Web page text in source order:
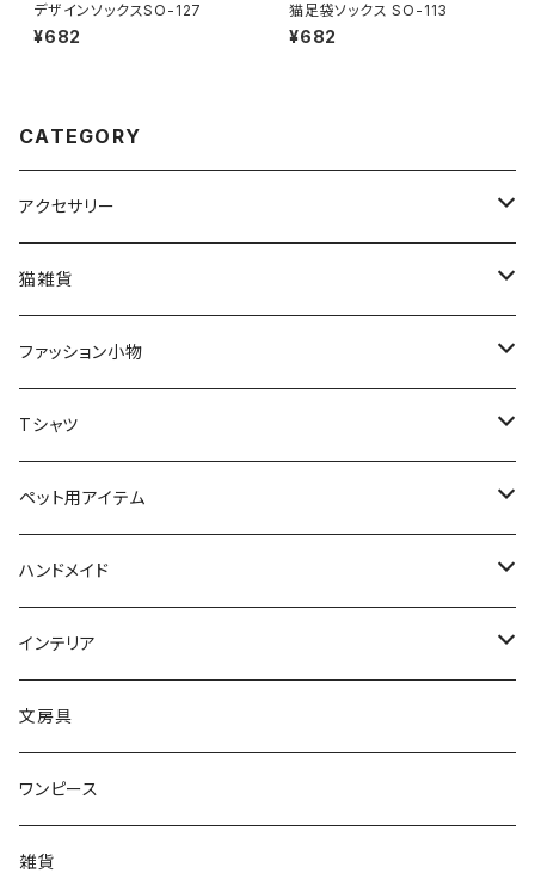
デザインソックスSO-127
¥682
猫足袋ソックス SO-113
¥682
CATEGORY
アクセサリー
猫アクセサリー
ネックレス
ブローチ
ブローチ
ネックレス
リング
ピアス
猫雑貨
インテリア
オブジェ
小物入れ
スマホケース
文房具
ファッション小物
スカーフ
ソックス
バッグ
ボタン
タオル
ルームシューズ
レギンス
Tシャツ
猫ちゃん用アイテム
首輪
ペット用アイテム
首輪
ハンドメイド
猫ブローチ
ワッペン
インテリア
クッションカバー
文房具
ワンピース
雑貨